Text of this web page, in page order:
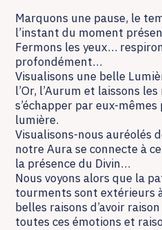
Marquons une pause, le
l’instant du moment
Fermons les yeux…
profondément…
Visualisons une belle
l’Or, l’Aurum et laissons
s’échapper par eux-
lumière.
Visualisons-nous auréolés
notre Aura se connecte à
la présence du Divin…
Nous voyons alors que la
tourments sont extérieurs
belles raisons d’avoir
toutes ces émotions et